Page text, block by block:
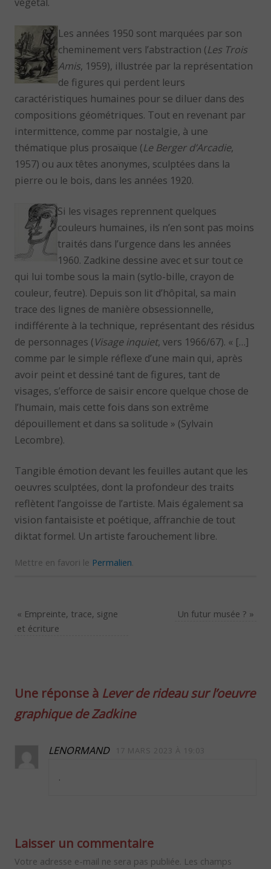
Les années 1950 sont marquées par son
cheminement vers l’abstraction (Les Trois
Amis, 1959), illustrée par la représentation
de figures qui perdent leurs
caractéristiques humaines pour se diluer dans des
compositions géométriques. Tout en revenant par
intermittence, comme par nostalgie, à une
thématique plus prosaïque (Le Berger d’Arcadie,
1957) ou aux têtes anonymes, sculptées dans la
pierre ou le bois, dans les années 1920.
Si les visages reprennent quelques
couleurs humaines, ils n’en sont pas moins
traités dans l’urgence dans les années
1960. Zadkine dessine avec et sur tout ce
qui lui tombe sous la main (sytlo-bille, crayon de
couleur, feutre). Depuis son lit d’hôpital, sa main
trace des lignes de manière obsessionnelle,
indifférente à la technique, représentant des résidus
de personnages (Visage inquiet, vers 1966/67). « […]
comme par le simple réflexe d’une main qui, après
avoir peint et dessiné tant de figures, tant de
visages, s’efforce de saisir encore quelque chose de
l’humain, mais cette fois dans son extrême
dépouillement et dans sa solitude » (Sylvain
Lecombre).
Tangible émotion devant les feuilles autant que les
oeuvres sculptées, dont la profondeur des traits
reflètent l’angoisse de l’artiste. Mais également sa
vision fantaisiste et poétique, affranchie de tout
diktat formel. Un artiste farouchement libre.
Mettre en favori le Permalien
« Empreinte, trace, signe
et écriture
Un futur musée ? »
Une réponse à Lever de rideau sur l’oeuvre
graphique de Zadkine
LENORMAND 17 MARS 2023 À 19:03
.
Laisser un commentaire
Votre adresse e-mail ne sera pas publiée. Les champs